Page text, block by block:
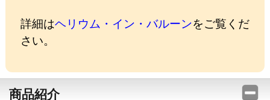
詳細はヘリウム・イン・バルーンをご覧くだ
さい。
商品紹介